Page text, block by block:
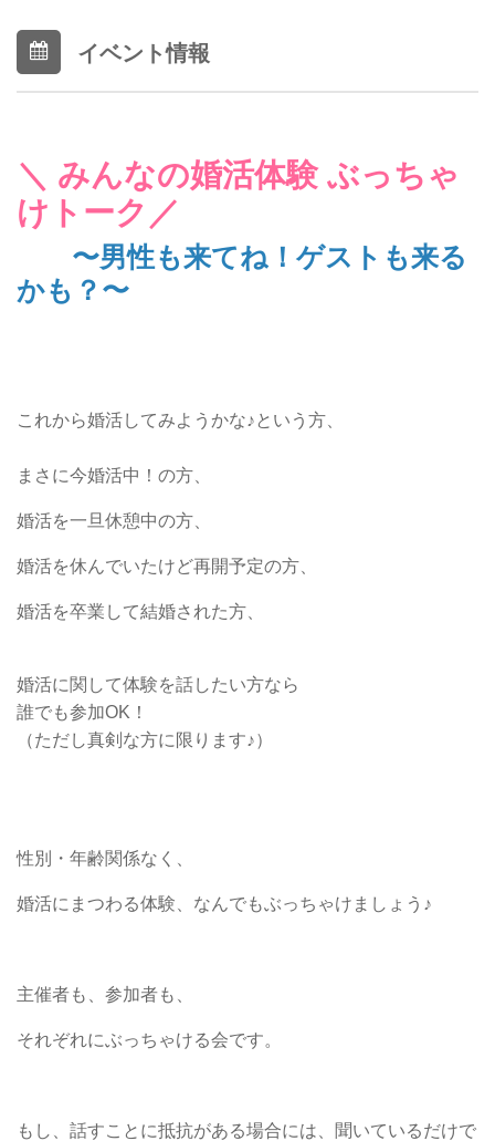
イベント情報
＼ みんなの婚活体験 ぶっちゃ
けトーク／
〜男性も来てね！ゲストも来る
かも？〜
これから婚活してみようかな♪という方、
まさに今婚活中！の方、
婚活を一旦休憩中の方、
婚活を休んでいたけど再開予定の方、
婚活を卒業して結婚された方、
婚活に関して体験を話したい方なら
誰でも参加OK！
（ただし真剣な方に限ります♪）
性別・年齢関係なく、
婚活にまつわる体験、なんでもぶっちゃけましょう♪
主催者も、参加者も、
それぞれにぶっちゃける会です。
もし、話すことに抵抗がある場合には、聞いているだけで